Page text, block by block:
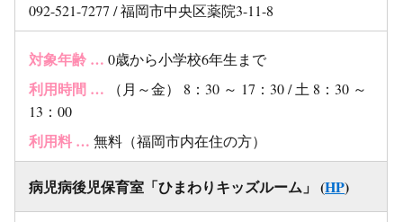
092-521-7277 / 福岡市中央区薬院3-11-8
対象年齢 … 0歳から小学校6年生まで
利用時間 … （月～金） 8：30 ～ 17：30 / 土 8：30 ～
13：00
利用料 … 無料（福岡市内在住の方）
病児病後児保育室「ひまわりキッズルーム」 (HP)